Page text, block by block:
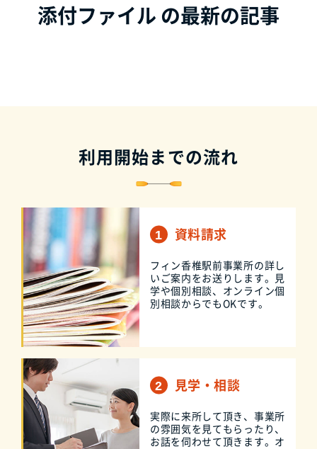
添付ファイル の最新の記事
利用開始までの流れ
資料請求
フィン香椎駅前事業所の詳し
いご案内をお送りします。見
学や個別相談、オンライン個
別相談からでもOKです。
見学・相談
実際に来所して頂き、事業所
の雰囲気を見てもらったり、
お話を伺わせて頂きます。オ